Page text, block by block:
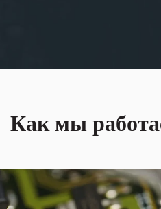
Как мы